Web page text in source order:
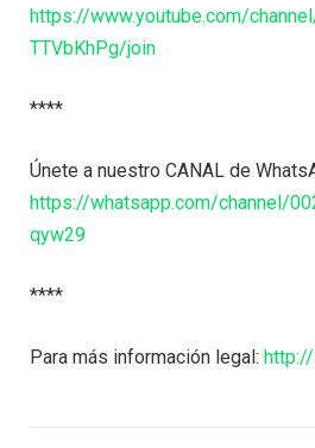
https://www.youtube.com/
TTVbKhPg/join
****
Únete a nuestro CANAL de
https://whatsapp.com/channel/
qyw29
****
Para más información legal: